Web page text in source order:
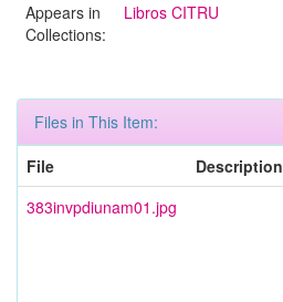
Appears in
Collections:
Libros CITRU
Files in This Item:
File
Description
383invpdiunam01.jpg